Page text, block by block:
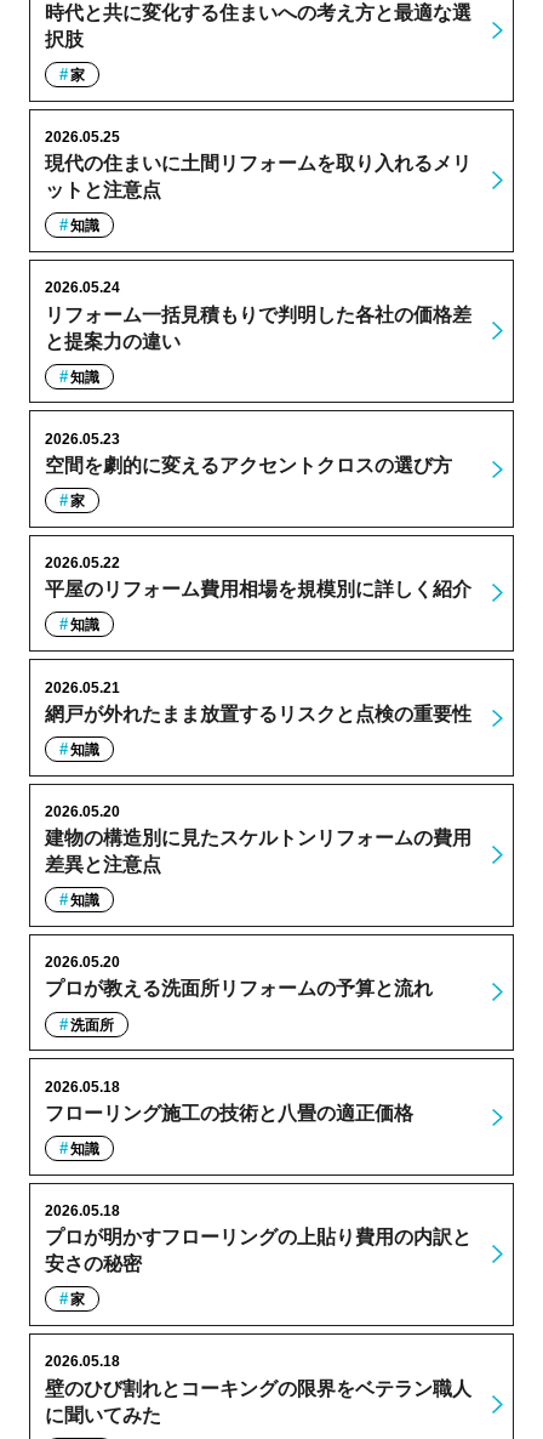
時代と共に変化する住まいへの考え方と最適な選
択肢
家
現代の住まいに土間リフォームを取り入れるメリ
ットと注意点
2026.05.25
知識
リフォーム一括見積もりで判明した各社の価格差
と提案力の違い
2026.05.24
知識
空間を劇的に変えるアクセントクロスの選び方
2026.05.23
家
平屋のリフォーム費用相場を規模別に詳しく紹介
2026.05.22
知識
網戸が外れたまま放置するリスクと点検の重要性
2026.05.21
知識
建物の構造別に見たスケルトンリフォームの費用
差異と注意点
2026.05.20
知識
プロが教える洗面所リフォームの予算と流れ
2026.05.20
洗面所
フローリング施工の技術と八畳の適正価格
2026.05.18
知識
プロが明かすフローリングの上貼り費用の内訳と
安さの秘密
2026.05.18
家
壁のひび割れとコーキングの限界をベテラン職人
に聞いてみた
2026.05.18